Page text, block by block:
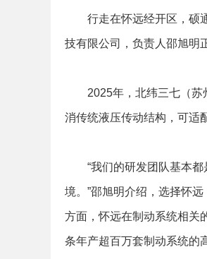
行走在怀远经开区，硕通
技有限公司，负责人邵旭明
2025年，北纬三七（苏州
消传统液压传动结构，可适
“我们的研发团队基本都
境。”邵旭明介绍，选择怀
方面，怀远在制动系统相关
条年产超百万套制动系统的